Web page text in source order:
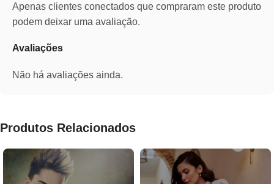
Avaliações
Não há avaliações ainda.
Apenas clientes conectados que compraram este produto
podem deixar uma avaliação.
Produtos Relacionados